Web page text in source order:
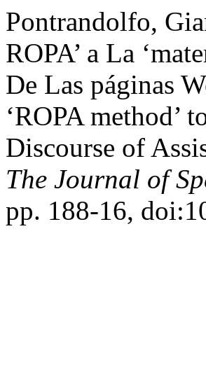
Pontrandolfo,
ROPA’ a La
De Las páginas
‘ROPA method’
Discourse of
The Journal of
pp. 188-16,